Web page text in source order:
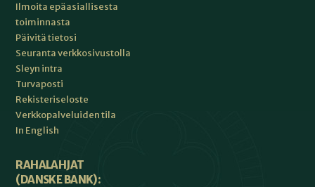
Ilmoita epäasiallisesta
toiminnasta
Päivitä tietosi
Seuranta verkkosivustolla
Sleyn intra
Turvaposti
Rekisteriseloste
Verkkopalveluiden tila
In English
RAHALAHJAT
(DANSKE BANK):